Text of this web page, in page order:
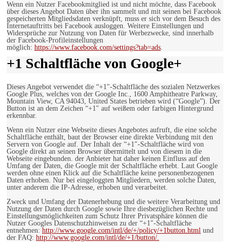
Wenn ein Nutzer Facebookmitglied ist und nicht möchte, dass Facebook
über dieses Angebot Daten über ihn sammelt und mit seinen bei Facebook
gespeicherten Mitgliedsdaten verknüpft, muss er sich vor dem Besuch des
Internetauftritts bei Facebook ausloggen. Weitere Einstellungen und
Widersprüche zur Nutzung von Daten für Werbezwecke, sind innerhalb
der Facebook-Profileinstellungen
möglich: https://www.facebook.com/settings?tab=ads.
+1 Schaltfläche von Google+
Dieses Angebot verwendet die “+1″-Schaltfläche des sozialen Netzwerkes
Google Plus, welches von der Google Inc., 1600 Amphitheatre Parkway,
Mountain View, CA 94043, United States betrieben wird (“Google”). Der
Button ist an dem Zeichen “+1″ auf weißem oder farbigen Hintergrund
erkennbar.
Wenn ein Nutzer eine Webseite dieses Angebotes aufruft, die eine solche
Schaltfläche enthält, baut der Browser eine direkte Verbindung mit den
Servern von Google auf. Der Inhalt der “+1″-Schaltfläche wird von
Google direkt an seinen Browser übermittelt und von diesem in die
Webseite eingebunden. der Anbieter hat daher keinen Einfluss auf den
Umfang der Daten, die Google mit der Schaltfläche erhebt. Laut Google
werden ohne einen Klick auf die Schaltfläche keine personenbezogenen
Daten erhoben. Nur bei eingeloggten Mitgliedern, werden solche Daten,
unter anderem die IP-Adresse, erhoben und verarbeitet.
Zweck und Umfang der Datenerhebung und die weitere Verarbeitung und
Nutzung der Daten durch Google sowie Ihre diesbezüglichen Rechte und
Einstellungsmöglichkeiten zum Schutz Ihrer Privatsphäre können die
Nutzer Googles Datenschutzhinweisen zu der “+1″-Schaltfläche
entnehmen: http://www.google.com/intl/de/+/policy/+1button.html und
der FAQ: http://www.google.com/intl/de/+1/button/.